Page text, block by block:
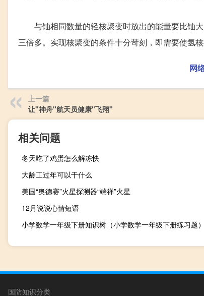
与铀相同数量的轻核聚变时放出的能量要比铀大
三倍多。实现核聚变的条件十分苛刻，即需要使氢
网
上一篇
让"神舟"航天员健康"飞翔"
相关问题
冬天吃了鸡蛋怎么解冻快
大龄工过年可以干什么
美国“奥德赛”火星探测器“端祥”火星
12月说说心情短语
小学数学一年级下册知识树（小学数学一年级下册练习题）
国防知识分类